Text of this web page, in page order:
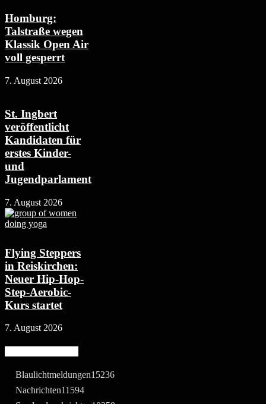
Homburg:
Talstraße wegen
Klassik Open Air
voll gesperrt
7. August 2026
St. Ingbert
veröffentlicht
Kandidaten für
erstes Kinder-
und
Jugendparlament
7. August 2026
Flying Steppers
in Reiskirchen:
Neuer Hip-Hop-
Step-Aerobic-
Kurs startet
7. August 2026
Blaulichtmeldungen15236
Nachrichten11594